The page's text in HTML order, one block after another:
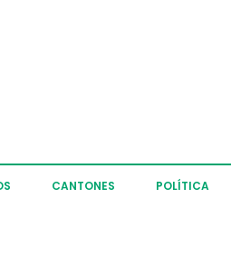
CANTONES POLÍTICA